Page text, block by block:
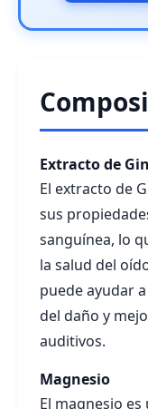
Extracto de
El extracto de
sus
sanguínea, lo
la salud del
puede ayudar
del daño y
auditivos.
Magnesio
El magnesio